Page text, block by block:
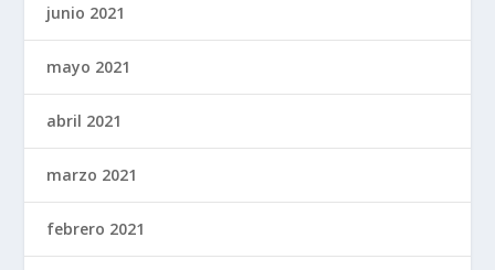
junio 2021
mayo 2021
abril 2021
marzo 2021
febrero 2021